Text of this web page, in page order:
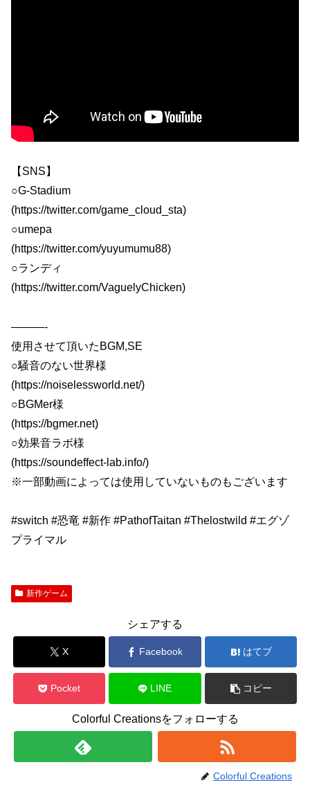
【SNS】
○G-Stadium
(https://twitter.com/game_cloud_sta)
○umepa
(https://twitter.com/yuyumumu88)
○ランディ
(https://twitter.com/VaguelyChicken)
———-
使用させて頂いたBGM,SE
○騒音のない世界様
(https://noiselessworld.net/)
○BGMer様
(https://bgmer.net)
○効果音ラボ様
(https://soundeffect-lab.info/)
※一部動画によっては使用していないものもございます
#switch #恐竜 #新作 #PathofTaitan #Thelostwild #エグゾ
プライマル
新作ゲーム
シェアする
X Facebook はてブ
Pocket LINE コピー
Colorful Creationsをフォローする
Colorful Creations